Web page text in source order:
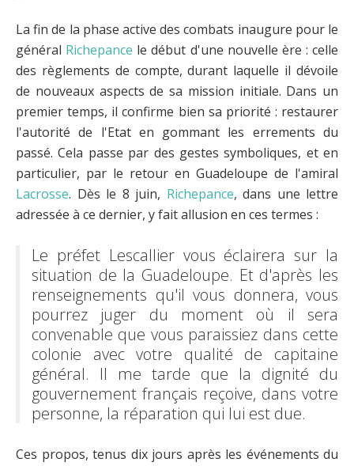
La fin de la phase active des combats inaugure pour le
général Richepance le début d'une nouvelle ère : celle
des règlements de compte, durant laquelle il dévoile
de nouveaux aspects de sa mission initiale. Dans un
premier temps, il confirme bien sa priorité : restaurer
l'autorité de l'Etat en gommant les errements du
passé. Cela passe par des gestes symboliques, et en
particulier, par le retour en Guadeloupe de l'amiral
Lacrosse. Dès le 8 juin, Richepance, dans une lettre
adressée à ce dernier, y fait allusion en ces termes :
Le préfet Lescallier vous éclairera sur la
situation de la Guadeloupe. Et d'après les
renseignements qu'il vous donnera, vous
pourrez juger du moment où il sera
convenable que vous paraissiez dans cette
colonie avec votre qualité de capitaine
général. Il me tarde que la dignité du
gouvernement français reçoive, dans votre
personne, la réparation qui lui est due.
Ces propos, tenus dix jours après les événements du